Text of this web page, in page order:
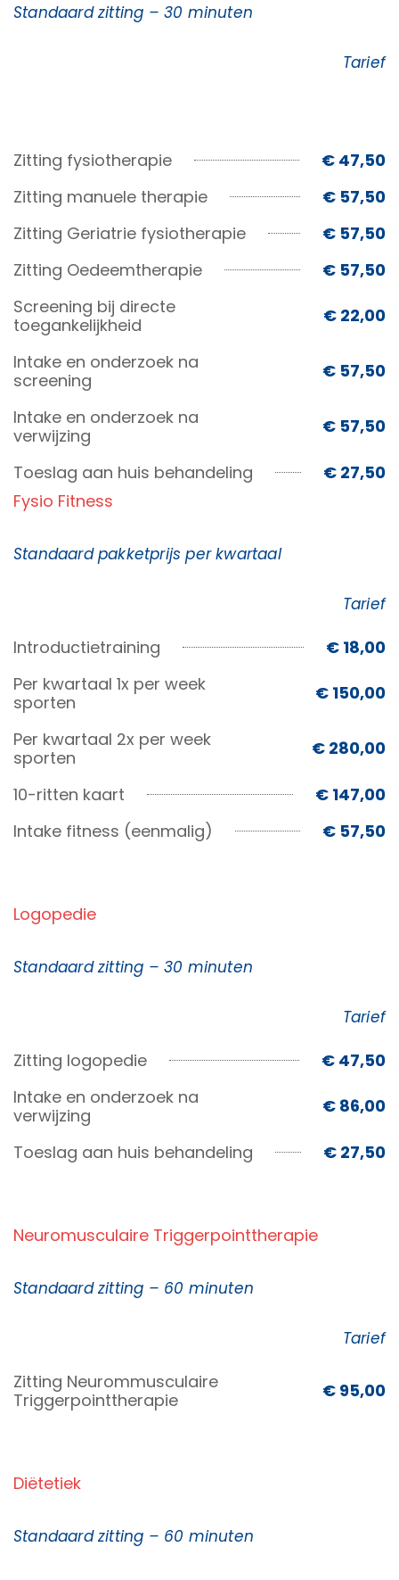
Standaard zitting – 30 minuten
Tarief
Zitting fysiotherapie
€ 47,50
Zitting manuele therapie
€ 57,50
Zitting Geriatrie fysiotherapie
€ 57,50
Zitting Oedeemtherapie
€ 57,50
Screening bij directe
toegankelijkheid
€ 22,00
Intake en onderzoek na
screening
€ 57,50
Intake en onderzoek na
verwijzing
€ 57,50
Toeslag aan huis behandeling
€ 27,50
Fysio Fitness
Standaard pakketprijs per kwartaal
Tarief
Introductietraining
€ 18,00
Per kwartaal 1x per week
sporten
€ 150,00
Per kwartaal 2x per week
sporten
€ 280,00
10-ritten kaart
€ 147,00
Intake fitness (eenmalig)
€ 57,50
Logopedie
Standaard zitting – 30 minuten
Tarief
Zitting logopedie
€ 47,50
Intake en onderzoek na
verwijzing
€ 86,00
Toeslag aan huis behandeling € 27,50
Neuromusculaire Triggerpointtherapie
Standaard zitting – 60 minuten
Tarief
Zitting Neurommusculaire
Triggerpointtherapie
€ 95,00
Diëtetiek
Standaard zitting – 60 minuten